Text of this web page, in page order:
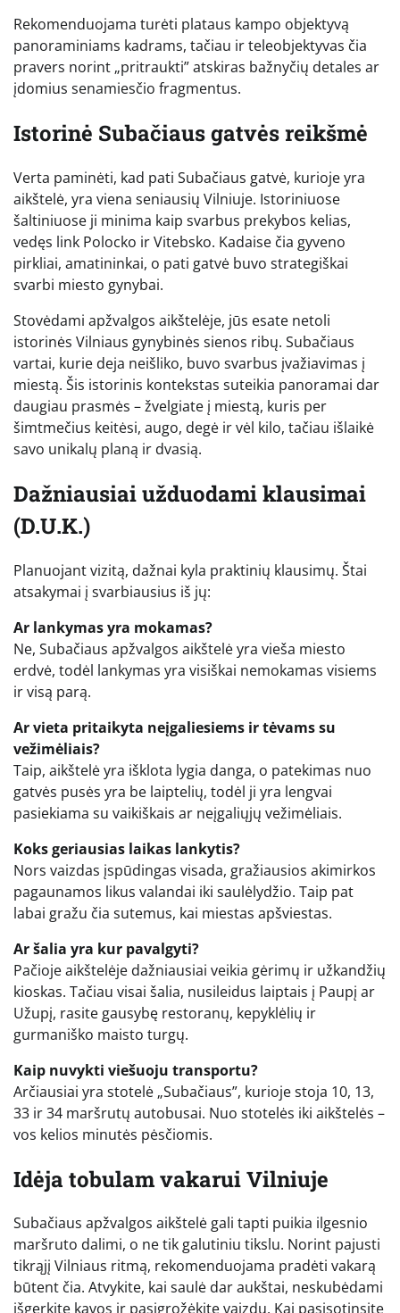
Rekomenduojama turėti plataus kampo objektyvą
panoraminiams kadrams, tačiau ir teleobjektyvas čia
pravers norint „pritraukti” atskiras bažnyčių detales ar
įdomius senamiesčio fragmentus.
Istorinė Subačiaus gatvės reikšmė
Verta paminėti, kad pati Subačiaus gatvė, kurioje yra
aikštelė, yra viena seniausių Vilniuje. Istoriniuose
šaltiniuose ji minima kaip svarbus prekybos kelias,
vedęs link Polocko ir Vitebsko. Kadaise čia gyveno
pirkliai, amatininkai, o pati gatvė buvo strategiškai
svarbi miesto gynybai.
Stovėdami apžvalgos aikštelėje, jūs esate netoli
istorinės Vilniaus gynybinės sienos ribų. Subačiaus
vartai, kurie deja neišliko, buvo svarbus įvažiavimas į
miestą. Šis istorinis kontekstas suteikia panoramai dar
daugiau prasmės – žvelgiate į miestą, kuris per
šimtmečius keitėsi, augo, degė ir vėl kilo, tačiau išlaikė
savo unikalų planą ir dvasią.
Dažniausiai užduodami klausimai
(D.U.K.)
Planuojant vizitą, dažnai kyla praktinių klausimų. Štai
atsakymai į svarbiausius iš jų:
Ar lankymas yra mokamas?
Ne, Subačiaus apžvalgos aikštelė yra vieša miesto
erdvė, todėl lankymas yra visiškai nemokamas visiems
ir visą parą.
Ar vieta pritaikyta neįgaliesiems ir tėvams su
vežimėliais?
Taip, aikštelė yra išklota lygia danga, o patekimas nuo
gatvės pusės yra be laiptelių, todėl ji yra lengvai
pasiekiama su vaikiškais ar neįgaliųjų vežimėliais.
Koks geriausias laikas lankytis?
Nors vaizdas įspūdingas visada, gražiausios akimirkos
pagaunamos likus valandai iki saulėlydžio. Taip pat
labai gražu čia sutemus, kai miestas apšviestas.
Ar šalia yra kur pavalgyti?
Pačioje aikštelėje dažniausiai veikia gėrimų ir užkandžių
kioskas. Tačiau visai šalia, nusileidus laiptais į Paupį ar
Užupį, rasite gausybę restoranų, kepyklėlių ir
gurmaniško maisto turgų.
Kaip nuvykti viešuoju transportu?
Arčiausiai yra stotelė „Subačiaus”, kurioje stoja 10, 13,
33 ir 34 maršrutų autobusai. Nuo stotelės iki aikštelės –
vos kelios minutės pėsčiomis.
Idėja tobulam vakarui Vilniuje
Subačiaus apžvalgos aikštelė gali tapti puikia ilgesnio
maršruto dalimi, o ne tik galutiniu tikslu. Norint pajusti
tikrąjį Vilniaus ritmą, rekomenduojama pradėti vakarą
būtent čia. Atvykite, kai saulė dar aukštai, neskubėdami
išgerkite kavos ir pasigrožėkite vaizdu. Kai pasisotinsite